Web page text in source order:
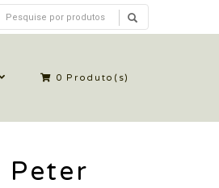
0 Produto(s)
Peter